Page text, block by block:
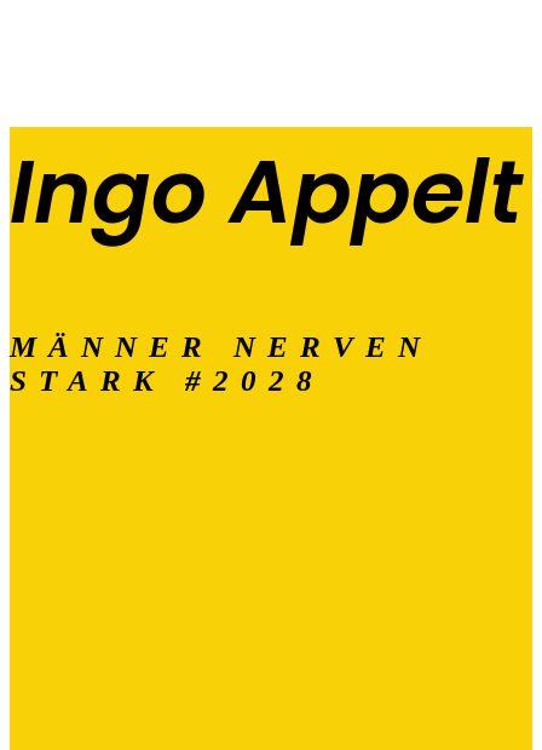
Ingo Appelt
MÄNNER NERVEN
STARK #2028